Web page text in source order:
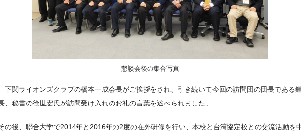
懇談会後の集合写真
下関ライオンズクラブの橋本一成会長がご挨拶をされ、引き続いて今回の訪問団の団長である
、秘書の徐世宏氏が訪問受け入れのお礼の言葉を述べられました。
の後、聯合大学で2014年と2016年の2度の在外研修を行い、本校と台湾協定校との交流活動を